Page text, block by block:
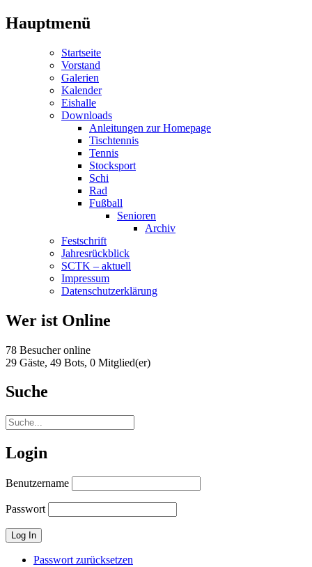
Hauptmenü
Startseite
Vorstand
Galerien
Kalender
Eishalle
Downloads
Anleitungen zur Homepage
Tischtennis
Tennis
Stocksport
Schi
Rad
Fußball
Senioren
Archiv
Festschrift
Jahresrückblick
SCTK – aktuell
Impressum
Datenschutzerklärung
Wer ist Online
78 Besucher online
29 Gäste, 49 Bots, 0 Mitglied(er)
Suche
Login
Benutzername
Passwort
Passwort zurücksetzen